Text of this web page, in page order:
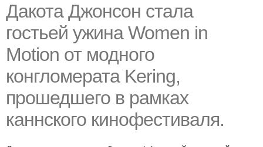
Дакота Джонсон стала
гостьей ужина Women in
Motion от модного
конгломерата Kering,
прошедшего в рамках
каннского кинофестиваля.